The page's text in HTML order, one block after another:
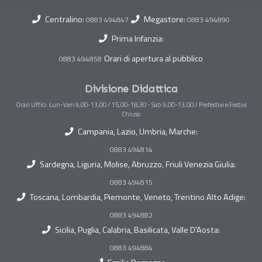
Centralino: 0883 494847 Megastore: 0883 494890
Prima Infanzia:
0883 494858 Orari di apertura al pubblico
Divisione Didattica
Orari Uffici: Lun-Ven 9,00-13,00 / 15,00-18,30 - Sab 9,00-13,00 / Prefestivi e Festivi
Chiuso
Campania, Lazio, Umbria, Marche:
0883 494814
Sardegna, Liguria, Molise, Abruzzo, Friuli Venezia Giulia:
0883 494815
Toscana, Lombardia, Piemonte, Veneto, Trentino Alto Adige:
0883 494882
Sicilia, Puglia, Calabria, Basilicata, Valle D'Aosta:
0883 494884